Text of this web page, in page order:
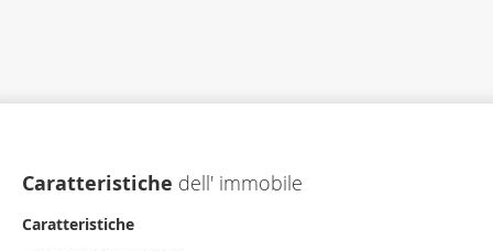
Caratteristiche dell' immobile
Caratteristiche